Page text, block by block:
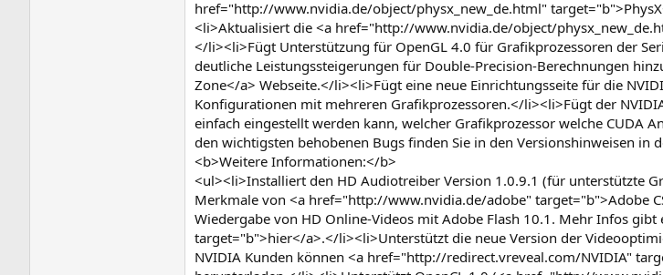
href="http://www.nvidia.de/object/physx_new_de.html"
<li>Aktualisiert die <a href="http://www.nvidia.de/object/
</li><li>Fügt Unterstützung für OpenGL 4.0 für Grafikprozessoren der
deutliche Leistungssteigerungen für Double-Precision-Berechnungen
Zone</a> Webseite.</li><li>Fügt eine neue Einrichtungsseite für die
Konfigurationen mit mehreren Grafikprozessoren.</li><li>Fügt der
einfach eingestellt werden kann, welcher Grafikprozessor welche CUDA
den wichtigsten behobenen Bugs finden Sie in den Versionshinweisen in
<b>Weitere Informationen:</b>
<ul><li>Installiert den HD Audiotreiber Version 1.0.9.1 (für unterstützte
Merkmale von <a href="http://www.nvidia.de/adobe" target="b">Adobe
Wiedergabe von HD Online-Videos mit Adobe Flash 10.1. Mehr Infos
target="b">hier</a>.</li><li>Unterstützt die neue Version der
NVIDIA Kunden können <a href="http://redirect.vreveal.com/NVIDIA"